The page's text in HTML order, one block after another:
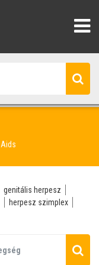
Aids
genitális herpesz
herpesz szimplex